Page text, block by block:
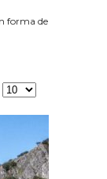
forma de